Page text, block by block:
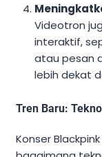
Videotron
interaktif,
atau pesan
lebih dekat
Tren Baru:
Konser